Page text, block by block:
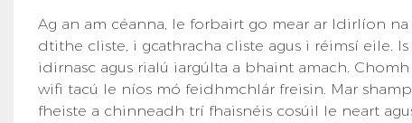
Ag an am céanna, le forbairt go mear ar Idirlíon
dtithe cliste, i gcathracha cliste agus i réimsí eile.
idirnasc agus rialú iargúlta a bhaint amach.
wifi tacú le níos mó feidhmchlár freisin. Mar
fheiste a chinneadh trí fhaisnéis cosúil le neart